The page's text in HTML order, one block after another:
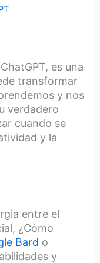
es una
transformar
y nos
verdadero
cuando se
y la
entre el
¿Cómo
Bard o
y